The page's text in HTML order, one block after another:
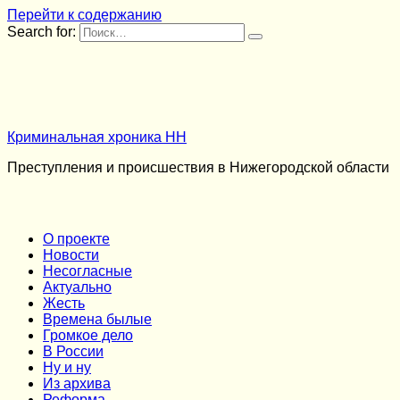
Перейти к содержанию
Search for:
Криминальная хроника НН
Преступления и происшествия в Нижегородской области
О проекте
Новости
Несогласные
Актуально
Жесть
Времена былые
Громкое дело
В России
Ну и ну
Из архива